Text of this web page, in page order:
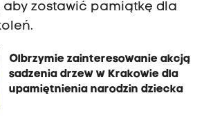
aby zostawić pamiątkę dla
Olbrzymie zainteresowanie akcją
sadzenia drzew w Krakowie dla
upamiętnienia narodzin dziecka